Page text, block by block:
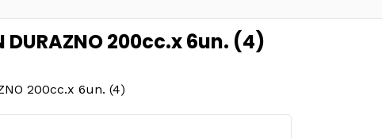
DURAZNO 200cc.x 6un. (4)
200cc.x 6un. (4)